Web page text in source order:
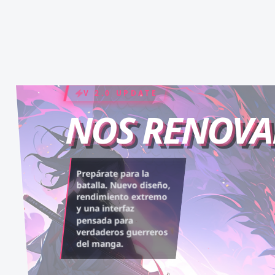
V 2.0 UPDATE
NOS
Prepárate para la
batalla. Nuevo diseño,
rendimiento extremo
y una interfaz
pensada para
verdaderos guerreros
del manga.
COIN RUSH
Desbloquea capítulos
legendarios. Recarga tus
monedas y accede al
contenido más exclusivo
sin límites.
ELITE PASS
Asciende al rango máximo.
Experiencia sin anuncios,
descargas infinitas y acceso
anticipado.
VER BENEFICIOS